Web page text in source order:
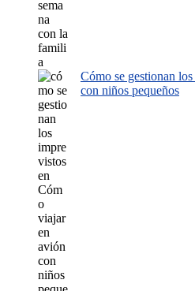
Cómo se gestionan
con niños pequeños